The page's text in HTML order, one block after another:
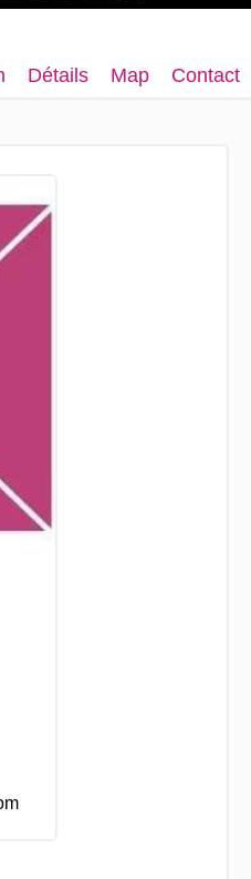
Détails Map Contact